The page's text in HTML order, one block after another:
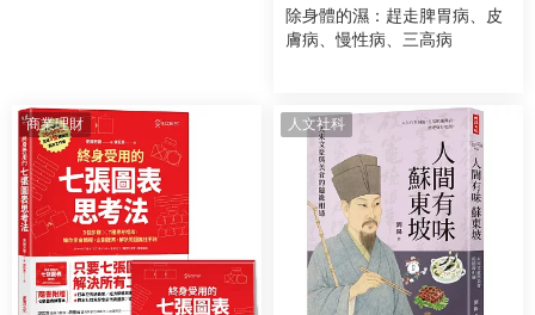
除身體的濕：趕走脾胃病、皮
膚病、慢性病、三高病
商業理財 人文社科